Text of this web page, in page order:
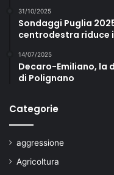
31/10/2025
Sondaggi Puglia
centrodestra riduce
14/07/2025
Decaro-Emiliano, la
di Polignano
Categorie
aggressione
Agricoltura